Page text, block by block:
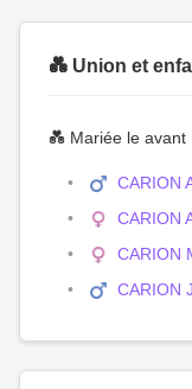
💑 Union et
💑 Mariée le avant
CARION
CARION
CARION
CARION